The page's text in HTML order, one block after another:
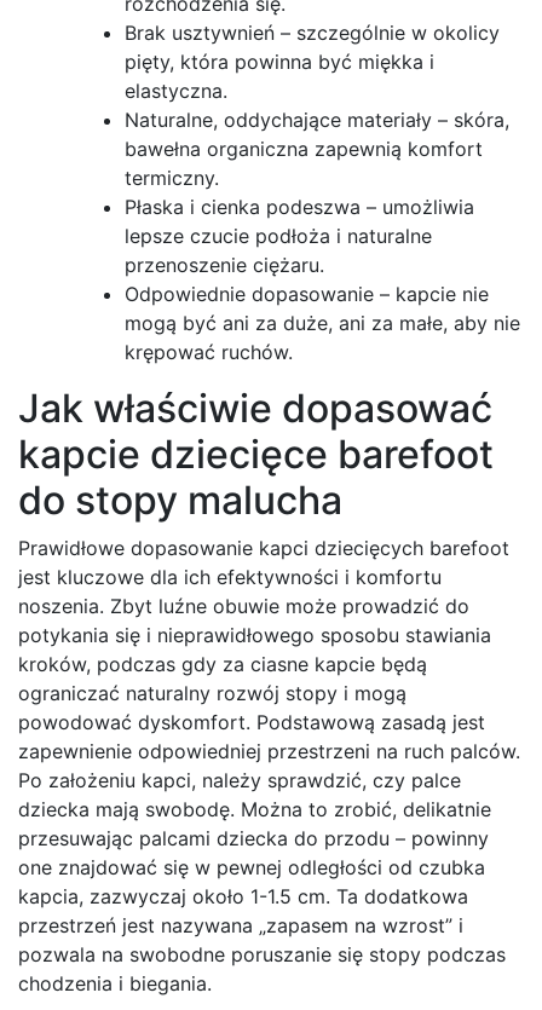
Brak usztywnień – szczególnie w okolicy
pięty, która powinna być miękka i
elastyczna.
Naturalne, oddychające materiały – skóra,
bawełna organiczna zapewnią komfort
termiczny.
Płaska i cienka podeszwa – umożliwia
lepsze czucie podłoża i naturalne
przenoszenie ciężaru.
Odpowiednie dopasowanie – kapcie nie
mogą być ani za duże, ani za małe, aby nie
krępować ruchów.
Jak właściwie dopasować
kapcie dziecięce barefoot
do stopy malucha
Prawidłowe dopasowanie kapci dziecięcych barefoot
jest kluczowe dla ich efektywności i komfortu
noszenia. Zbyt luźne obuwie może prowadzić do
potykania się i nieprawidłowego sposobu stawiania
kroków, podczas gdy za ciasne kapcie będą
ograniczać naturalny rozwój stopy i mogą
powodować dyskomfort. Podstawową zasadą jest
zapewnienie odpowiedniej przestrzeni na ruch palców.
Po założeniu kapci, należy sprawdzić, czy palce
dziecka mają swobodę. Można to zrobić, delikatnie
przesuwając palcami dziecka do przodu – powinny
one znajdować się w pewnej odległości od czubka
kapcia, zazwyczaj około 1-1.5 cm. Ta dodatkowa
przestrzeń jest nazywana „zapasem na wzrost” i
pozwala na swobodne poruszanie się stopy podczas
chodzenia i biegania.